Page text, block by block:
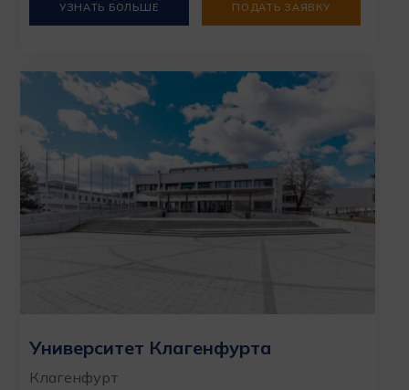
УЗНАТЬ БОЛЬШЕ ПОДАТЬ ЗАЯВКУ
Университет Клагенфурта
Клагенфурт